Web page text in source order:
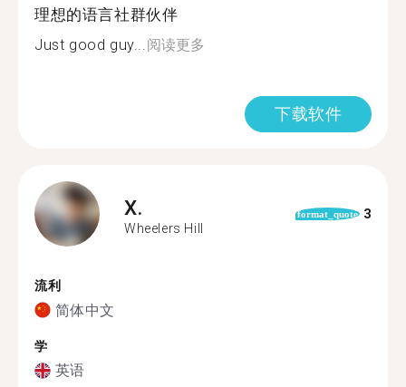
理想的语言社群伙伴
Just good guy...阅读更多
下载软件
X.
Wheelers Hill
format_quote 3
流利
简体中文
学
英语